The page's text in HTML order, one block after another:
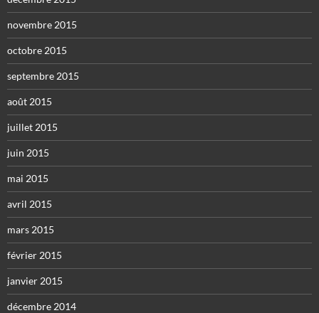
novembre 2015
octobre 2015
septembre 2015
août 2015
juillet 2015
juin 2015
mai 2015
avril 2015
mars 2015
février 2015
janvier 2015
décembre 2014